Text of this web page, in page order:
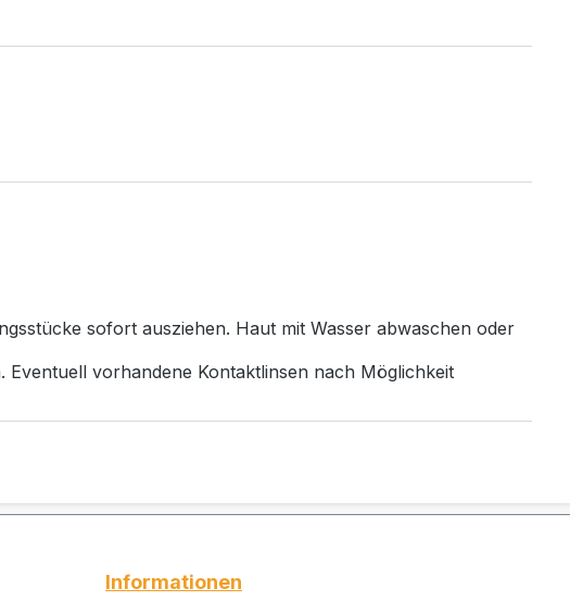
sofort ausziehen. Haut mit Wasser abwaschen oder
Eventuell vorhandene Kontaktlinsen nach Möglichkeit
Informationen